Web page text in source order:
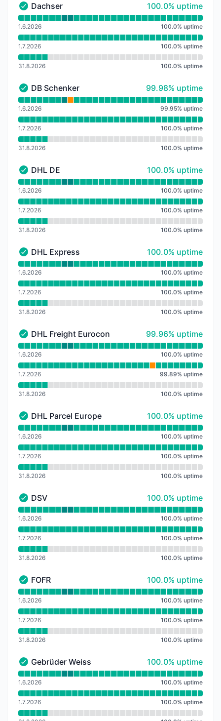
Dachser - Funkční
Dachser 100% - uptime
100.0% uptime
Přečtěte si graf doby provozuschopnosti pro Dachser
1.6.2026 100.0% uptime
1.7.2026 100.0% uptime
31.8.2026 100.0% uptime
DB Schenker - Funkční
DB Schenker 100% - uptime
99.98% uptime
Přečtěte si graf doby provozuschopnosti pro DB
1.6.2026 99.95% uptime
1.7.2026 100.0% uptime
31.8.2026 100.0% uptime
DHL DE - Funkční
DHL DE 100% - uptime
100.0% uptime
Přečtěte si graf doby provozuschopnosti pro DHL DE
1.6.2026 100.0% uptime
1.7.2026 100.0% uptime
31.8.2026 100.0% uptime
DHL Express - Funkční
DHL Express 100% - uptime
100.0% uptime
Přečtěte si graf doby provozuschopnosti pro DHL
1.6.2026 100.0% uptime
1.7.2026 100.0% uptime
31.8.2026 100.0% uptime
DHL Freight Euroconnect - Funkční
DHL Freight Euroconnect 100% - uptime
99.96% uptime
Přečtěte si graf doby provozuschopnosti pro DHL
1.6.2026 100.0% uptime
1.7.2026 99.89% uptime
31.8.2026 100.0% uptime
DHL Parcel Europe - Funkční
DHL Parcel Europe 100% - uptime
100.0% uptime
Přečtěte si graf doby provozuschopnosti pro DHL
1.6.2026 100.0% uptime
1.7.2026 100.0% uptime
31.8.2026 100.0% uptime
DSV - Funkční
DSV 100% - uptime
100.0% uptime
Přečtěte si graf doby provozuschopnosti pro DSV
1.6.2026 100.0% uptime
1.7.2026 100.0% uptime
31.8.2026 100.0% uptime
FOFR - Funkční
FOFR 100% - uptime
100.0% uptime
Přečtěte si graf doby provozuschopnosti pro FOFR
1.6.2026 100.0% uptime
1.7.2026 100.0% uptime
31.8.2026 100.0% uptime
Gebrüder Weiss - Funkční
Gebrüder Weiss 100% - uptime
100.0% uptime
Přečtěte si graf doby provozuschopnosti pro
1.6.2026 100.0% uptime
1.7.2026 100.0% uptime